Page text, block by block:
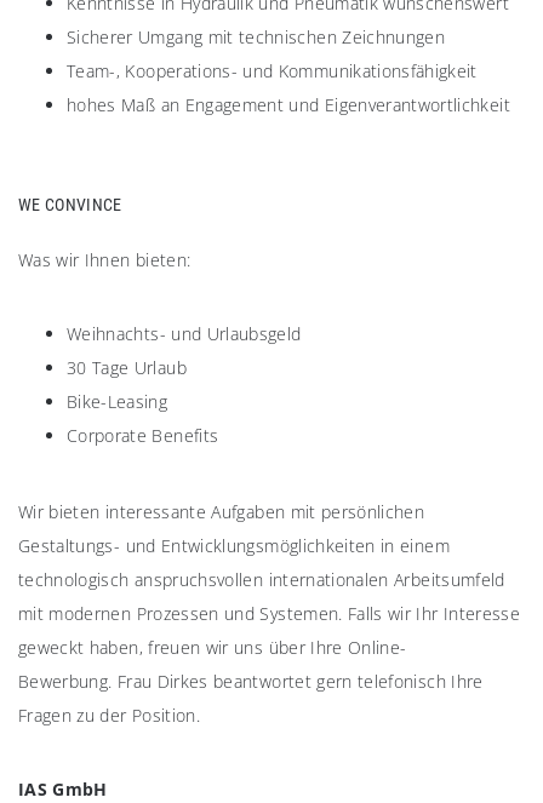
Sicherer Umgang mit technischen Zeichnungen
Team-, Kooperations- und Kommunikationsfähigkeit
hohes Maß an Engagement und Eigenverantwortlichkeit
WE CONVINCE
Was wir Ihnen bieten:
Weihnachts- und Urlaubsgeld
30 Tage Urlaub
Bike-Leasing
Corporate Benefits
Wir bieten interessante Aufgaben mit persönlichen
Gestaltungs- und Entwicklungsmöglichkeiten in einem
technologisch anspruchsvollen internationalen Arbeitsumfeld
mit modernen Prozessen und Systemen. Falls wir Ihr Interesse
geweckt haben, freuen wir uns über Ihre Online-
Bewerbung. Frau Dirkes beantwortet gern telefonisch Ihre
Fragen zu der Position.
IAS GmbH